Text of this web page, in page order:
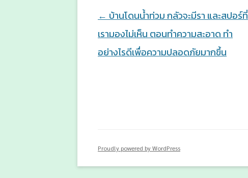
Post
navigation
← บ้านโดนน้ำท่วม กลัวจะมีรา และสปอร์ที่
เรามองไม่เห็น ตอนทำความสะอาด ทำ
อย่างไรดีเพื่อความปลอดภัยมากขึ้น
Proudly powered by WordPress